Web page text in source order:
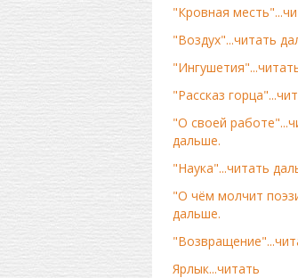
"Кровная
"Воздух"...читать
"Рассказ
"О своей
дальше.
"Наука"...читать
"О чём молчит
дальше.
Ярлык...читать